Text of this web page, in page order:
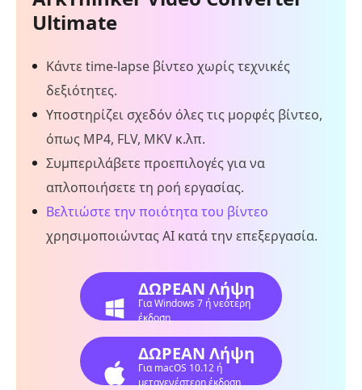
Ultimate
Κάντε time-lapse βίντεο χωρίς τεχνικές
δεξιότητες.
Υποστηρίζει σχεδόν όλες τις μορφές βίντεο,
όπως MP4, FLV, MKV κ.λπ.
Συμπεριλάβετε προεπιλογές για να
απλοποιήσετε τη ροή εργασίας.
Βελτιώστε την ποιότητα του βίντεο
χρησιμοποιώντας AI κατά την επεξεργασία.
ΔΩΡΕΑΝ Λήψη
Για Windows 7 ή νεότερη
έκδοση
ΔΩΡΕΑΝ Λήψη
Για macOS 10.12 ή
μεταγενέστερη έκδοση